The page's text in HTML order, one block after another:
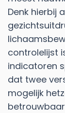
Denk hierbij
controlelijst
indicatoren
dat twee
mogelijk